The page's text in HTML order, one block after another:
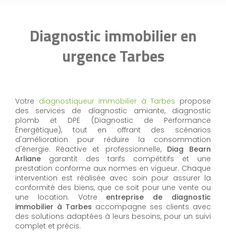
Diagnostic immobilier en
urgence Tarbes
Votre diagnostiqueur immobilier à Tarbes propose
des services de diagnostic amiante, diagnostic
plomb et DPE (Diagnostic de Performance
Énergétique), tout en offrant des scénarios
d'amélioration pour réduire la consommation
d'énergie. Réactive et professionnelle, Diag Bearn
Arliane garantit des tarifs compétitifs et une
prestation conforme aux normes en vigueur. Chaque
intervention est réalisée avec soin pour assurer la
conformité des biens, que ce soit pour une vente ou
une location. Votre entreprise de diagnostic
immobilier à Tarbes accompagne ses clients avec
des solutions adaptées à leurs besoins, pour un suivi
complet et précis.